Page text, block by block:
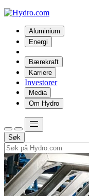
Aluminium
Energi
Bærekraft
Karriere
Investorer
Media
Om Hydro
Søk